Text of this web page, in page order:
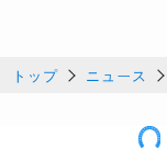
トップ ニュース